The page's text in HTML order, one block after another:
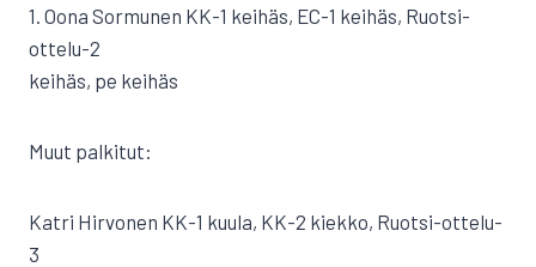
1. Oona Sormunen KK-1 keihäs, EC-1 keihäs, Ruotsi-
ottelu-2
keihäs, pe keihäs
Muut palkitut:
Katri Hirvonen KK-1 kuula, KK-2 kiekko, Ruotsi-ottelu-
3